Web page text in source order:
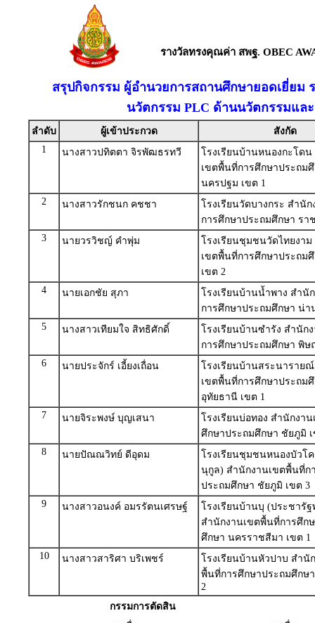
รางวัลทรงคุณค่า สพฐ. OBEC
สรุปกิจกรรม ผู้อำนวยการสถานศึกษายอดเยี่ยม
นวัตกรรม PLC ด้านนวัตกรรมแล
ลำดับ ผู้เข้าประกวด
สังกัด
1
นางสาวปทิตตา จิรพัฒธรทวี
โรงเรียนบ้านหนองกะโด
เขตพื้นที่การศึกษาประถม
นครปฐม เขต 1
2
นางสาวรักชนก คชชา
โรงเรียนวัดบางกระ สำนั
การศึกษาประถมศึกษา รา
3
นายวรวิชญ์ คำพุ่ม
โรงเรียนชุมชนวัดไทยงา
เขตพื้นที่การศึกษาประถม
เขต 2
4
นายเอกชัย สุภา
โรงเรียนบ้านน้ำพาง สำนั
การศึกษาประถมศึกษา น่า
5
นางสาวเทียมใจ สิทธิศักดิ์
โรงเรียนบ้านซำรัง สำนัก
การศึกษาประถมศึกษา พิษ
6
นายประจักร์ เอี้ยงเถื่อน
โรงเรียนบ้านสระนาราย
เขตพื้นที่การศึกษาประถม
อุทัยธานี เขต 1
7
นายจิระพงษ์ บุญเสนา
โรงเรียนบ่อทอง สำนักงา
ศึกษาประถมศึกษา ชัยภูมิ
8
นายปัณณวิทย์ ดีอุดม
โรงเรียนชุมชนหนองบัวโ
นุกูล) สำนักงานเขตพื้นที่ก
ประถมศึกษา ชัยภูมิ เขต 3
9
นางสาวอนงค์ อมรรัตนเศรษฐ์
โรงเรียนบ้านบุ (ประชารั
สำนักงานเขตพื้นที่การศึก
ศึกษา นครราชสีมา เขต 1
10
นางสาวสาริศา บริเพชร์
โรงเรียนบ้านหัวปาบ สำนั
พื้นที่การศึกษาประถมศึกษ
2
กรรมการตัดสิน